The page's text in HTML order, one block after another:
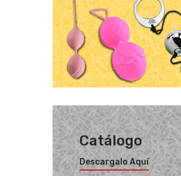
Catálogo
Descargalo Aquí